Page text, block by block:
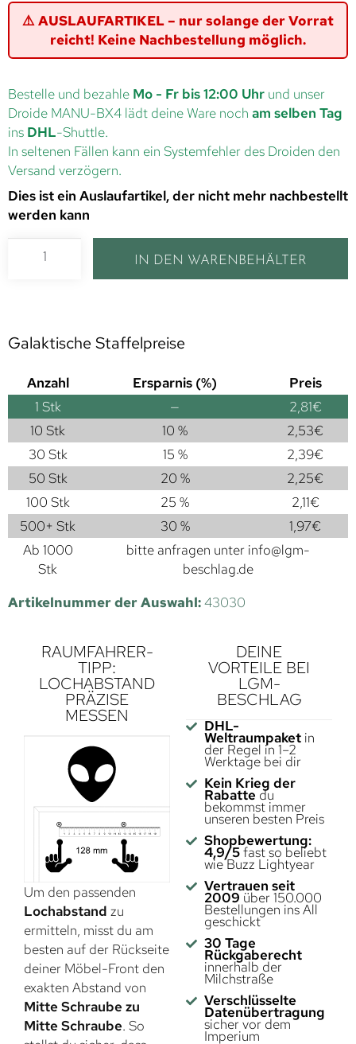
⚠️ AUSLAUFARTIKEL – nur solange der Vorrat
reicht! Keine Nachbestellung möglich.
Bestelle und bezahle Mo - Fr bis 12:00 Uhr und unser
Droide MANU-BX4 lädt deine Ware noch am selben Tag
ins DHL-Shuttle.
In seltenen Fällen kann ein Systemfehler des Droiden den
Versand verzögern.
Dies ist ein Auslaufartikel, der nicht mehr nachbestellt
werden kann
IN DEN WARENBEHÄLTER
Galaktische Staffelpreise
Anzahl Ersparnis (%)
Preis
1 Stk — 2,81€
10 Stk
10 % 2,53€
30 Stk
15 % 2,39€
50 Stk
20 % 2,25€
100 Stk
25 % 2,11€
500+ Stk
30 % 1,97€
Ab 1000
Stk
bitte anfragen unter info@lgm-
beschlag.de
Artikelnummer der Auswahl:43030
RAUMFAHRER-
TIPP:
LOCHABSTAND
PRÄZISE
MESSEN
Um den passenden
Lochabstand zu
ermitteln, misst du am
besten auf der Rückseite
deiner Möbel-Front den
exakten Abstand von
Mitte Schraube zu
Mitte Schraube. So
DEINE
VORTEILE BEI
LGM-
BESCHLAG
DHL-
Weltraumpaketin
der Regel in 1–2
Werktage bei dir
Kein Krieg der
Rabattedu
bekommst immer
unseren besten Preis
Shopbewertung:
4,9/5fast so beliebt
wie Buzz Lightyear
Vertrauen seit
2009über 150.000
Bestellungen ins All
geschickt
30 Tage
Rückgaberecht
innerhalb der
Milchstraße
Verschlüsselte
Datenübertragung
sicher vor dem
Imperium